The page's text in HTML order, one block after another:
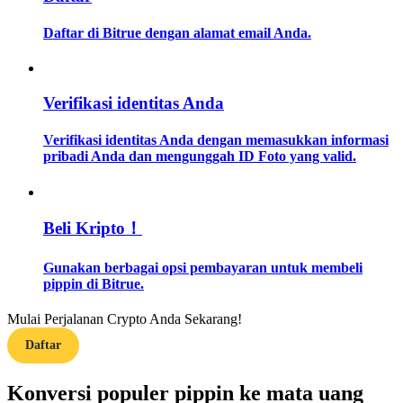
Memandu
Pelajari cara untuk tetap menghasilkan keuntungan
Daftar di Bitrue dengan alamat email Anda.
Verifikasi identitas Anda
Verifikasi identitas Anda dengan memasukkan informasi
pribadi Anda dan mengunggah ID Foto yang valid.
Beli Kripto！
Gunakan berbagai opsi pembayaran untuk membeli
pippin di Bitrue.
Mulai Perjalanan Crypto Anda Sekarang!
Daftar
Konversi populer pippin ke mata uang